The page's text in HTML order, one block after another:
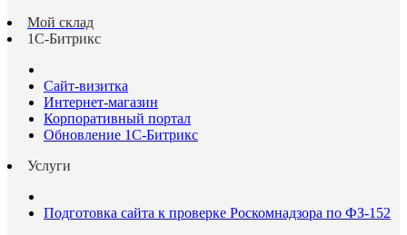
Мой склад
1С-Битрикс
Сайт-визитка
Интернет-магазин
Корпоративный портал
Обновление 1С-Битрикс
Услуги
Подготовка сайта к проверке Роскомнадзора по ФЗ-152